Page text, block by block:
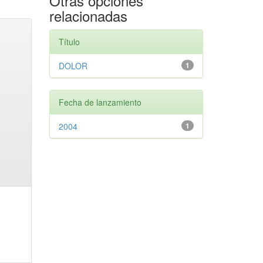
relacionadas
Título
1
DOLOR
Fecha de lanzamiento
1
2004